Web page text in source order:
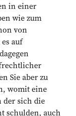
in einer
wie zum
von
auf
Sie aber zu
womit eine
der sich die
schulden, auch